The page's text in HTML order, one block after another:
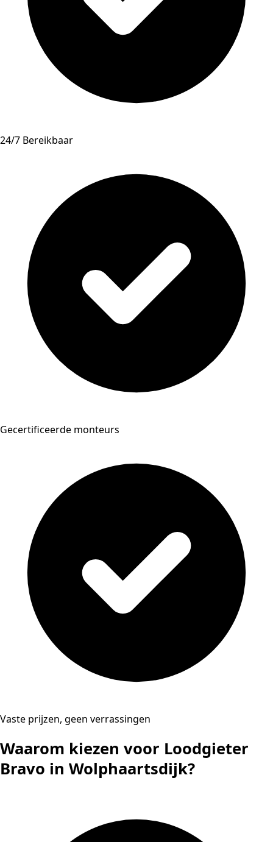
24/7 Bereikbaar
Gecertificeerde monteurs
Vaste prijzen, geen verrassingen
Waarom kiezen voor Loodgieter
Bravo in Wolphaartsdijk?